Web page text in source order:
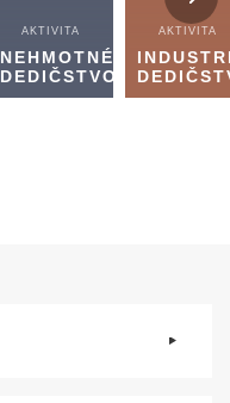
AKTIVITA
NEHMOTNÉ
DEDIČSTVO
AKTIVITA